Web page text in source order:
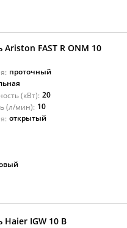
Ariston FAST R ONM 10
проточный
(кВт): 20
(л/мин): 10
открытый
Haier IGW 10 B